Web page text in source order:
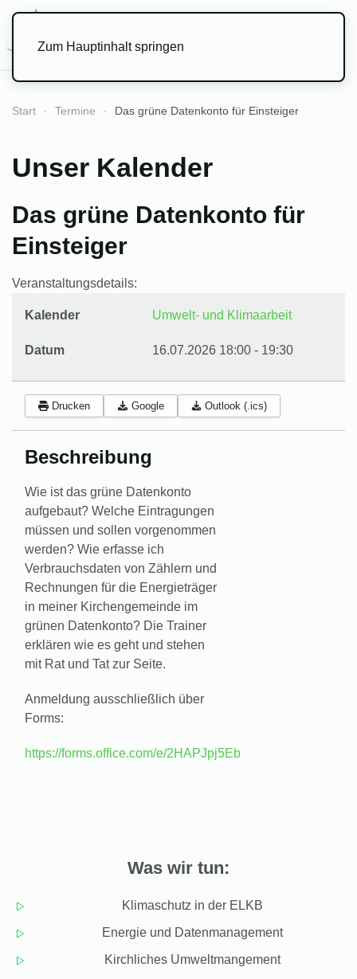
Zum Hauptinhalt springen
Start Termine Das grüne Datenkonto für Einsteiger
Unser Kalender
Das grüne Datenkonto für
Einsteiger
Veranstaltungsdetails:
Kalender Umwelt- und Klimaarbeit
Datum 16.07.2026 18:00 - 19:30
Drucken Google Outlook (.ics)
Beschreibung
Wie ist das grüne Datenkonto
aufgebaut? Welche Eintragungen
müssen und sollen vorgenommen
werden? Wie erfasse ich
Verbrauchsdaten von Zählern und
Rechnungen für die Energieträger
in meiner Kirchengemeinde im
grünen Datenkonto? Die Trainer
erklären wie es geht und stehen
mit Rat und Tat zur Seite.
Anmeldung ausschließlich über
Forms:
https://forms.office.com/e/2HAPJpj5Eb
Was wir tun:
Klimaschutz in der ELKB
Energie und Datenmanagement
Kirchliches Umweltmangement